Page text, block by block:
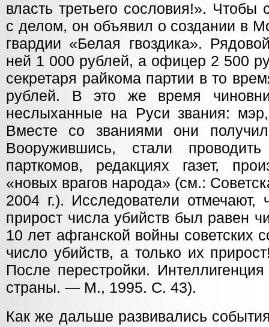
власть третьего сословия!». Чтобы
с делом, он объявил о создании в
гвардии «Белая гвоздика».
ней 1 000 рублей, а офицер 2 500
секретаря райкома партии в то
рублей. В это же время
неслыханные на Руси звания:
Вместе со званиями они
Вооружившись, стали
парткомов, редакциях газет,
«новых врагов народа» (см.:
2004 г.). Исследователи
прирост числа убийств был равен
10 лет афганской войны советских
число убийств, а только их
После перестройки.
страны. — М., 1995. С. 43).
Как же дальше развивались